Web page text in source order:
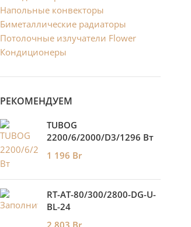
Напольные конвекторы
Биметаллические радиаторы
Потолочные излучатели Flower
Кондиционеры
РЕКОМЕНДУЕМ
TUBOG
2200/6/2000/D3/1296 Вт
1 196 Br
RT-AT-80/300/2800-DG-U-
BL-24
2 803 Br